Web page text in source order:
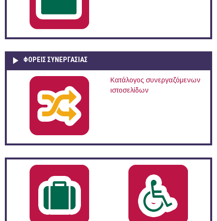
ΦΟΡΕΙΣ ΣΥΝΕΡΓΑΣΙΑΣ
Κατάλογος συνεργαζόμενων
ιστοσελίδων